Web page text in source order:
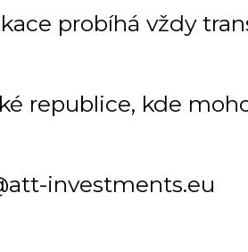
probíhá vždy
republice, kde
investments.eu